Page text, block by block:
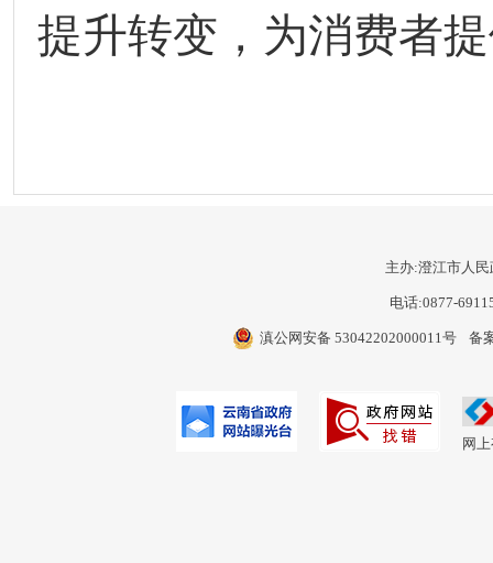
提升转变，为消费者
主办:澄江市人民
电话:0877-
滇公网安备 53042202000011号 备
网